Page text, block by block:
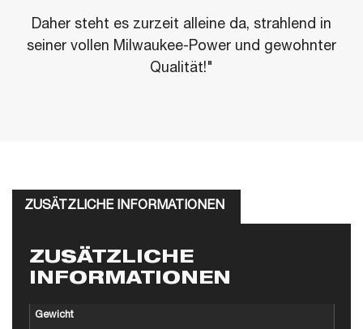
Daher steht es zurzeit alleine da, strahlend in
seiner vollen Milwaukee-Power und gewohnter
Qualität!"
ZUSÄTZLICHE INFORMATIONEN
ZUSÄTZLICHE
INFORMATIONEN
Gewicht